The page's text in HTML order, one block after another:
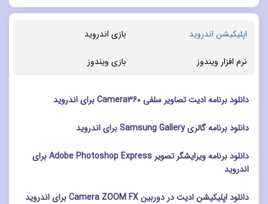
اپلیکیشن اندروید بازی اندروید
نرم افزار ویندوز بازی ویندوز
دانلود برنامه ادیت تصاویر سلفی Camera360 برای اندروید
دانلود برنامه گالری Samsung Gallery برای اندروید
دانلود برنامه ویرایشگر تصویر Adobe Photoshop Express برای
اندروید
دانلود اپلیکیشن ادیت در دوربین Camera ZOOM FX برای اندروید